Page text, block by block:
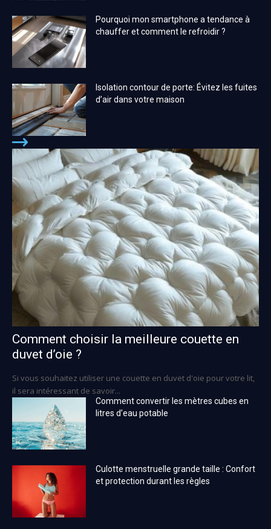
Pourquoi mon smartphone a tendance à
chauffer et comment le refroidir ?
Isolation contour de porte: Évitez les fuites
d’air dans votre maison
Comment choisir la meilleure couette en
duvet d’oie ?
Si vous souhaitez utiliser une couette en duvet d'oie pour votre lit,
il sera intéressant de savoir...
Comment convertir les mètres cubes en
litres d’eau potable
Culotte menstruelle grande taille : Confort
et protection durant les règles